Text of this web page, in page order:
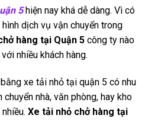
5hiện nay khá dễ dàng. Vì có
dịch vụ vận chuyển trong
hàng tại Quận 5 công ty nào
nhiều khách hàng.
xe tải nhỏ tại quận 5 có nhu
nhà, văn phòng, hay kho
Xe tải nhỏ chở hàng tại